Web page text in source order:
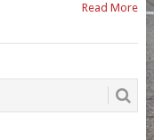
Read More